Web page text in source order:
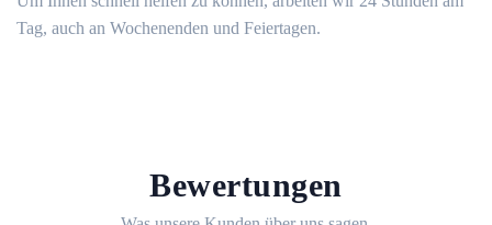
Tag, auch an Wochenenden und Feiertagen.
Bewertungen